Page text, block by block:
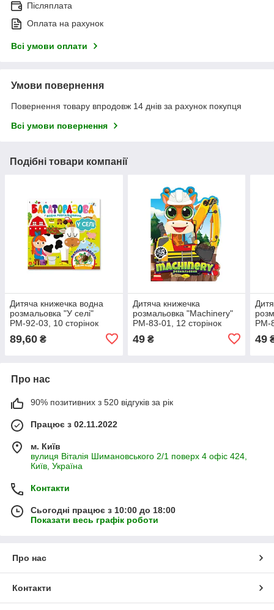
Післяплата
Оплата на рахунок
Всі умови оплати
Умови повернення
Повернення товару впродовж 14 днів за рахунок покупця
Всі умови повернення
Подібні товари компанії
Дитяча книжечка водна
розмальовка "У селі"
РМ-92-03, 10 сторінок
89,60 ₴
Дитяча книжечка
розмальовка "Machinery"
РМ-83-01, 12 сторінок
49₴
РМ-
49
Про нас
90% позитивних з 520 відгуків за рік
Працює з 02.11.2022
м. Київ
вулиця Віталія Шимановського 2/1 поверх 4 офіс 424,
Київ, Україна
Контакти
Сьогодні працює з 10:00 до 18:00
Показати весь графік роботи
Про нас
Контакти